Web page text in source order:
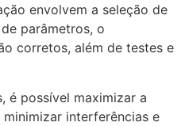
envolvem a seleção de
parâmetros, o
corretos, além de testes e
é possível maximizar a
interferências e